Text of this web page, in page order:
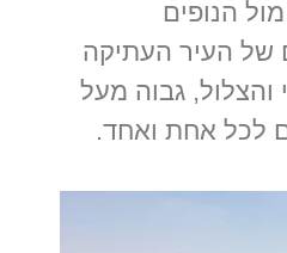
הנופים
של העיר העתיקה
והצלול, גבוה מעל
לכל אחת ואחד.